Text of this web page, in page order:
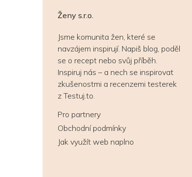
Ženy s.r.o.
Jsme komunita žen, které se
navzájem inspirují. Napiš blog, poděl
se o recept nebo svůj příběh.
Inspiruj nás – a nech se inspirovat
zkušenostmi a recenzemi testerek
z Testuj.to.
Pro partnery
Obchodní podmínky
Jak využít web naplno